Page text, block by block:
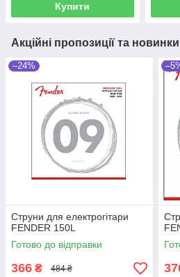
Купити
Акційні пропозиції та новинки
–24%
Струни для електрогітари
FENDER 150L
Готово до відправки
366 ₴ 484 ₴